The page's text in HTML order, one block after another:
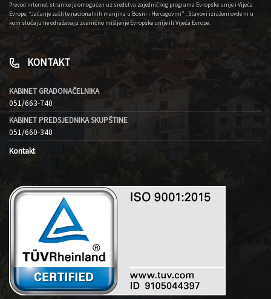
Prevod internet stranice je omogućen uz sredstva zajedničkog programa Evropske unije i Vijeća
Evrope, “Jačanje zaštite nacionalnih manjina u Bosni i Hercegovini” . Stavovi izraženi ovde ni u
kom slučaju ne odražavaju zvanično mišljenje Evropske unije ili Vijeća Evrope.
KONTAKT
KABINET GRADONAČELNIKA
051/663-740
KABINET PREDSJEDNIKA SKUPŠTINE
051/660-340
Kontakt